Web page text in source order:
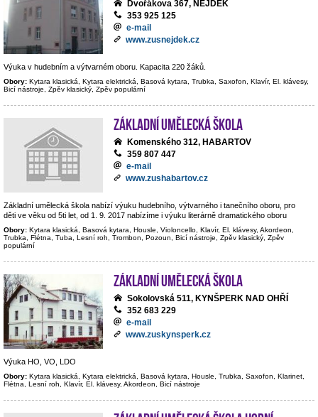
Dvořákova 367, NEJDEK
353 925 125
e-mail
www.zusnejdek.cz
Výuka v hudebním a výtvarném oboru. Kapacita 220 žáků.
Obory: Kytara klasická, Kytara elektrická, Basová kytara, Trubka, Saxofon, Klavír, El. klávesy,
Bicí nástroje, Zpěv klasický, Zpěv populární
Základní umělecká škola
Komenského 312, HABARTOV
359 807 447
e-mail
www.zushabartov.cz
Základní umělecká škola nabízí výuku hudebního, výtvarného i tanečního oboru, pro
děti ve věku od 5ti let, od 1. 9. 2017 nabízíme i výuku literárně dramatického oboru
Obory: Kytara klasická, Basová kytara, Housle, Violoncello, Klavír, El. klávesy, Akordeon,
Trubka, Flétna, Tuba, Lesní roh, Trombon, Pozoun, Bicí nástroje, Zpěv klasický, Zpěv
populární
Základní umělecká škola
Sokolovská 511, KYNŠPERK NAD OHŘÍ
352 683 229
e-mail
www.zuskynsperk.cz
Výuka HO, VO, LDO
Obory: Kytara klasická, Kytara elektrická, Basová kytara, Housle, Trubka, Saxofon, Klarinet,
Flétna, Lesní roh, Klavír, El. klávesy, Akordeon, Bicí nástroje